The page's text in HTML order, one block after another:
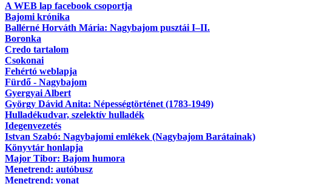
A WEB lap facebook csoportja
Bajomi krónika
Ballérné Horváth Mária: Nagybajom pusztái I–II.
Boronka
Credo tartalom
Csokonai
Fehértó weblapja
Fürdő - Nagybajom
Gyergyai Albert
György Dávid Anita: Népességtörténet (1783-1949)
Hulladékudvar, szelektív hulladék
Idegenvezetés
Istvan Szabó: Nagybajomi emlékek (Nagybajom Barátainak)
Könyvtár honlapja
Major Tibor: Bajom humora
Menetrend: autóbusz
Menetrend: vonat